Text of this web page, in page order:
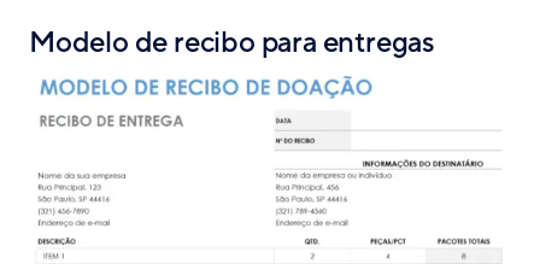
Modelo de recibo para entregas